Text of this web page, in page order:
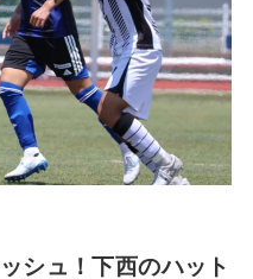
シュ！下西のハット